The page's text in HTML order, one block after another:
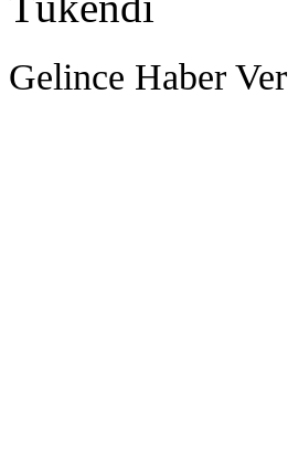
Gelince Haber Ver